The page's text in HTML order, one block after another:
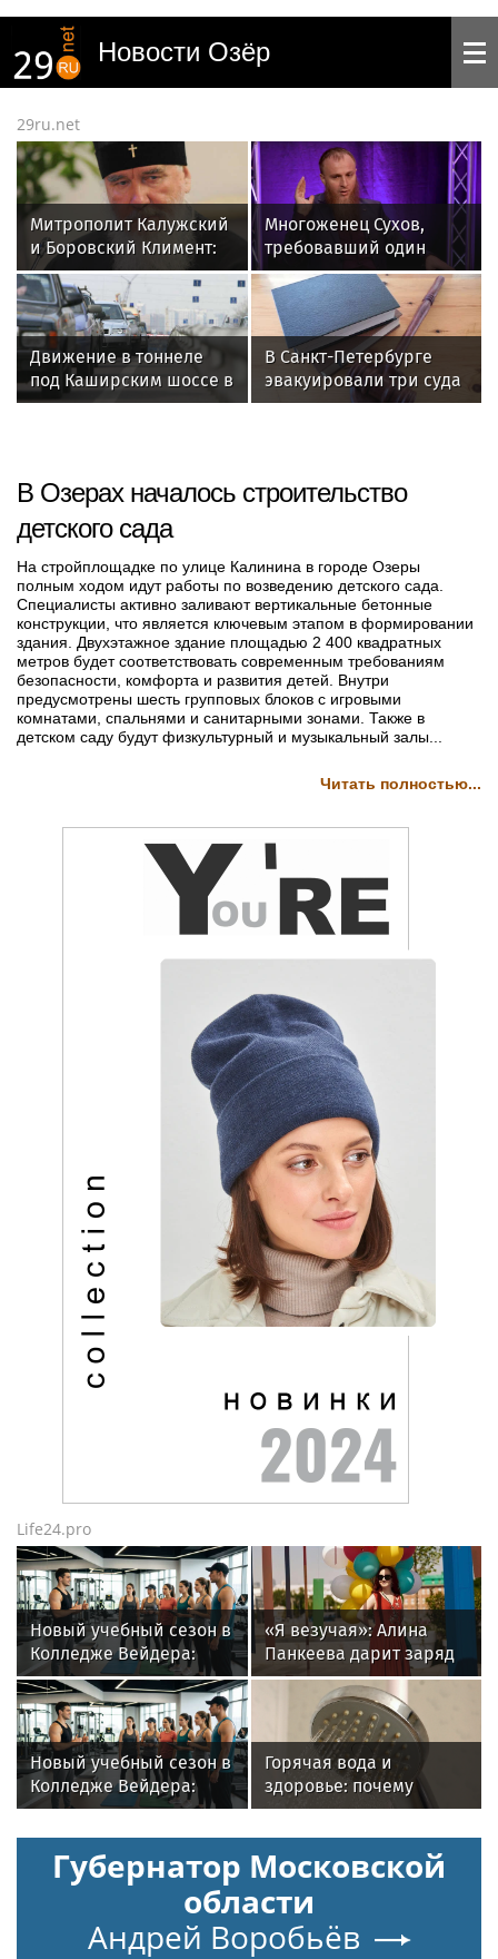
Новости Озёр
29ru.net
Митрополит Калужский
и Боровский Климент:
Хорошая книга
правдива
Многоженец Сухов,
требовавший один
миллиард от депутата
Госдумы, проиграл суд
Движение в тоннеле
под Каширским шоссе в
Москве стало
В Санкт-Петербурге
эвакуировали три суда
В Озерах началось строительство
детского сада
На стройплощадке по улице Калинина в городе Озеры
полным ходом идут работы по возведению детского сада.
Специалисты активно заливают вертикальные бетонные
конструкции, что является ключевым этапом в формировании
здания. Двухэтажное здание площадью 2 400 квадратных
метров будет соответствовать современным требованиям
безопасности, комфорта и развития детей. Внутри
предусмотрены шесть групповых блоков с игровыми
комнатами, спальнями и санитарными зонами. Также в
детском саду будут физкультурный и музыкальный залы...
Читать полностью...
Life24.pro
Новый учебный сезон в
Колледже Вейдера:
стартовали очные
программы подготовки
фитнес-тренеров и
специалистов
индустрии здоровья
«Я везучая»: Алина
Панкеева дарит заряд
уверенности в новом
Новый учебный сезон в
Колледже Вейдера:
стартовали очные
фитнес-тренеров и
специалистов
индустрии здоровья
Горячая вода и
здоровье: почему
важен исправный
Губернатор Московской
области
Андрей Воробьёв